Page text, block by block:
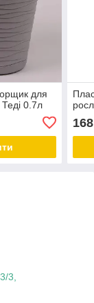
для
Теді 0.7л
168
3,